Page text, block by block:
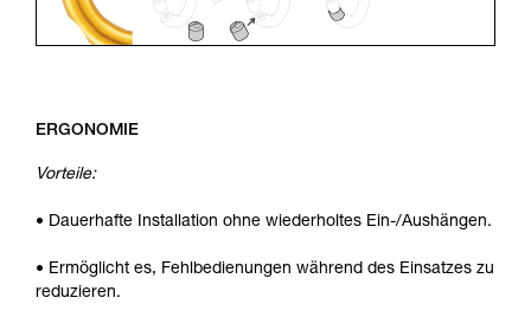
ERGONOMIE
Vorteile:
• Dauerhafte Installation ohne wiederholtes Ein-/Aushängen.
• Ermöglicht es, Fehlbedienungen während des Einsatzes zu
reduzieren.